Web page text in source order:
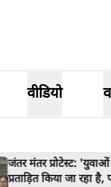
वीडियो
जंतर मंतर प्रोटेस्ट:
प्रताड़ित किया जा रहा है,